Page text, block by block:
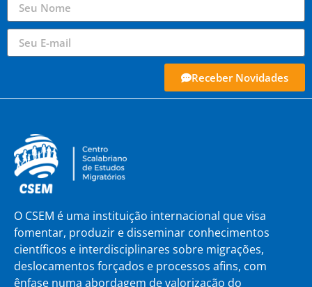
Receber Novidades
O CSEM é uma instituição internacional que visa
fomentar, produzir e disseminar conhecimentos
científicos e interdisciplinares sobre migrações,
deslocamentos forçados e processos afins, com
ênfase numa abordagem de valorização do